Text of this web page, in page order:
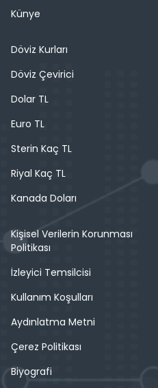
Künye
Döviz Kurları
Döviz Çevirici
Dolar TL
Euro TL
Sterin Kaç TL
Riyal Kaç TL
Kanada Doları
Kişisel Verilerin Korunması
Politikası
İzleyici Temsilcisi
Kullanım Koşulları
Aydınlatma Metni
Çerez Politikası
Biyografi